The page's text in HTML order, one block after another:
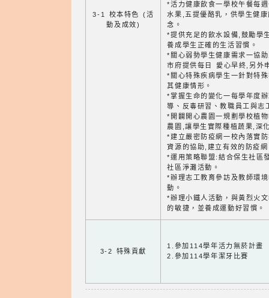
3-1 校本特色 (活
動及成效)
*活力健康飲食一學校午餐每
水果,五提優酪乳，供學生健
念。
*提供充足的飲水設備,鼓勵學
養成學生正確的生活習慣。
*關心弱勢學生健康需求一協
市府提供每日 愛心早終,另外
*關心特殊疾病學生一針對特
其健康情形。
*掌握生命的變化一每學年度
導、反毒研習、教職員工與志
*開闢開心農園一規劃學校植
農園,讓學生實際種植蔬果,深
*建立嚴密防疫網一校內落實
資源的協助,建立有效的防疫網
*運用策略聯盟:結合保生社區
社區淨灘活動。
*辦理志工教育參訪及教師環
動。
*辦理小鐵人活動，與黃烈火
的敏捷，並養成運動好習慣。
3-2 特殊貢獻
1.參加114學年活力無菸計畫
2.參加114學年潔牙比賽